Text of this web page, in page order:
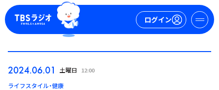
ログイン
ログイン
2024.06.01 土曜日 12:00
ライフスタイル・健康